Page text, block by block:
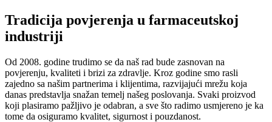
Tradicija povjerenja u farmaceutskoj
industriji
Od 2008. godine trudimo se da naš rad bude zasnovan na
povjerenju, kvaliteti i brizi za zdravlje. Kroz godine smo rasli
zajedno sa našim partnerima i klijentima, razvijajući mrežu koja
danas predstavlja snažan temelj našeg poslovanja. Svaki proizvod
koji plasiramo pažljivo je odabran, a sve što radimo usmjereno je ka
tome da osiguramo kvalitet, sigurnost i pouzdanost.